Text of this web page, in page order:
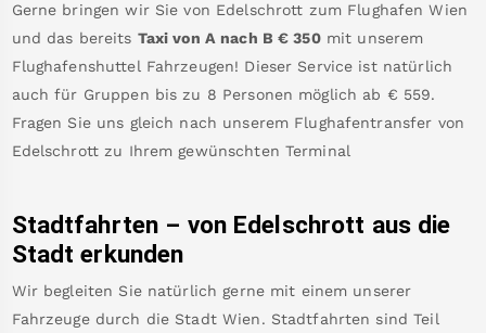
Gerne bringen wir Sie von Edelschrott zum Flughafen Wien
und das bereits Taxi von A nach B €350 mit unserem
Flughafenshuttel Fahrzeugen! Dieser Service ist natürlich
auch für Gruppen bis zu 8 Personen möglich ab € 559.
Fragen Sie uns gleich nach unserem Flughafentransfer von
Edelschrott zu Ihrem gewünschten Terminal
Stadtfahrten – von Edelschrott aus die
Stadt erkunden
Wir begleiten Sie natürlich gerne mit einem unserer
Fahrzeuge durch die Stadt Wien. Stadtfahrten sind Teil